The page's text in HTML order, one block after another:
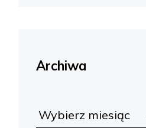
Archiwa